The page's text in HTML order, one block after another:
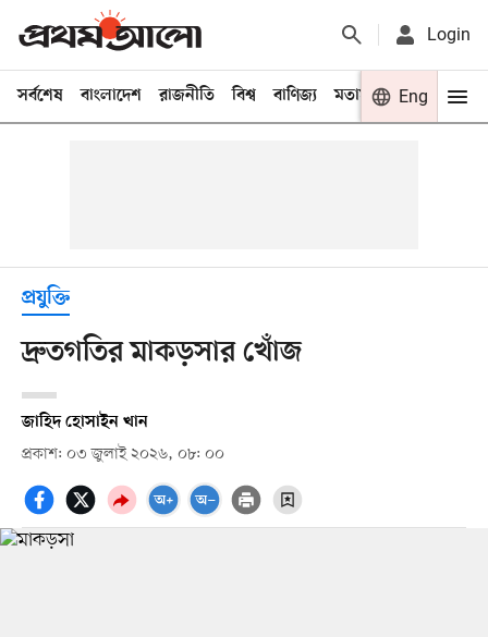
Login
সর্বশেষ বাংলাদেশ রাজনীতি বিশ্ব বাণিজ্য মতামত খেলা
Eng
প্রযুক্তি
দ্রুতগতির মাকড়সার খোঁজ
জাহিদ হোসাইন খান
প্রকাশ: ০৩ জুলাই ২০২৬, ০৮: ০০